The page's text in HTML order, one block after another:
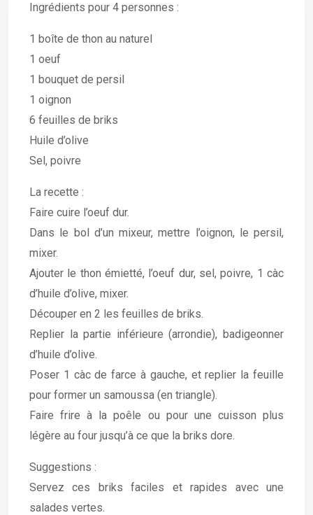
Ingrédients pour 4 personnes :
1 boîte de thon au naturel
1 oeuf
1 bouquet de persil
1 oignon
6 feuilles de briks
Huile d’olive
Sel, poivre
La recette :
Faire cuire l’oeuf dur.
Dans le bol d’un mixeur, mettre l’oignon, le persil,
mixer.
Ajouter le thon émietté, l’oeuf dur, sel, poivre, 1 càc
d’huile d’olive, mixer.
Découper en 2 les feuilles de briks.
Replier la partie inférieure (arrondie), badigeonner
d’huile d’olive.
Poser 1 càc de farce à gauche, et replier la feuille
pour former un samoussa (en triangle).
Faire frire à la poêle ou pour une cuisson plus
légère au four jusqu’à ce que la briks dore.
Suggestions :
Servez ces briks faciles et rapides avec une
salades vertes.